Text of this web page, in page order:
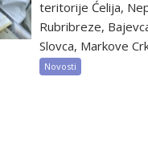
teritorije Ćelija,
Rubribreze,
Slovca, Markove
Novosti